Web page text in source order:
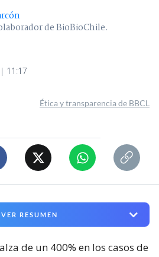
de BioBioChile.
11:17
Ética y transparencia de BBCL
VER RESUMEN
de un 400% en los casos de